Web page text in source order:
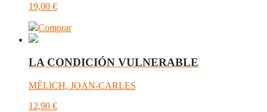
19,00 €
Comprar
LA CONDICIÓN VULNERABLE
MÈLICH, JOAN-CARLES
12,90 €